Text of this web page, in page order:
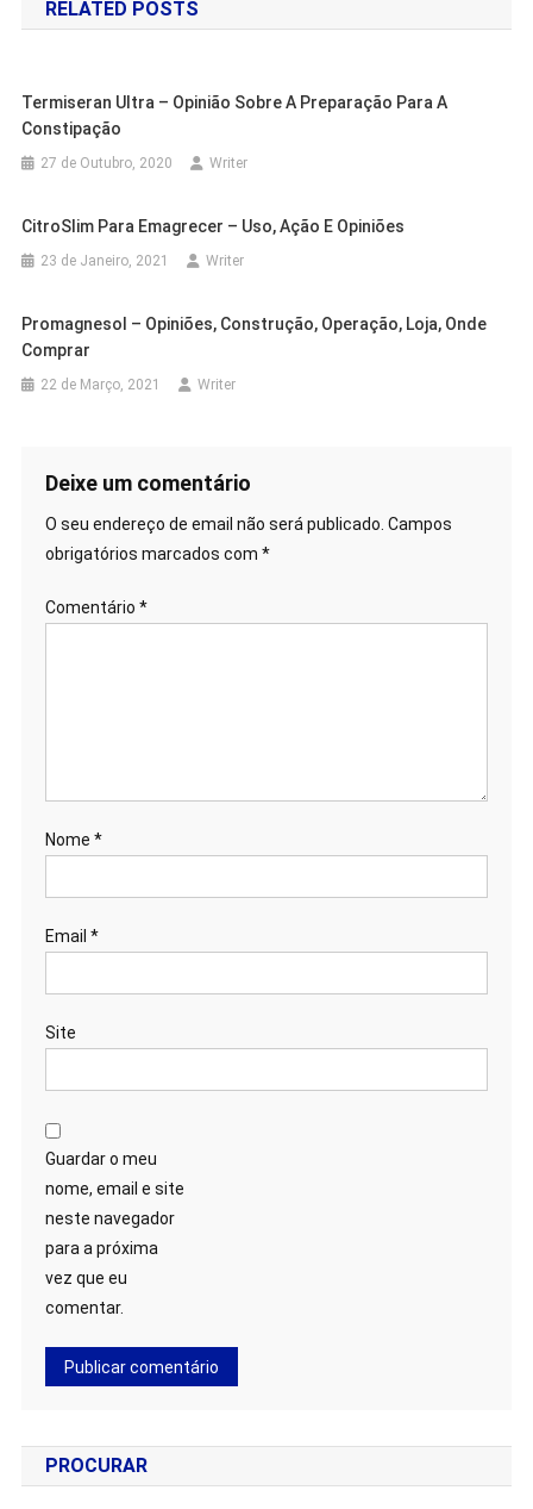
artigos
RELATED POSTS
Termiseran Ultra – Opinião Sobre A Preparação Para A
Constipação
27 de Outubro, 2020 Writer
CitroSlim Para Emagrecer – Uso, Ação E Opiniões
23 de Janeiro, 2021 Writer
Promagnesol – Opiniões, Construção, Operação, Loja, Onde
Comprar
22 de Março, 2021 Writer
Deixe um comentário
O seu endereço de email não será publicado. Campos
obrigatórios marcados com *
Comentário *
Nome *
Email *
Site
Guardar o meu
nome, email e site
neste navegador
para a próxima
vez que eu
comentar.
PROCURAR